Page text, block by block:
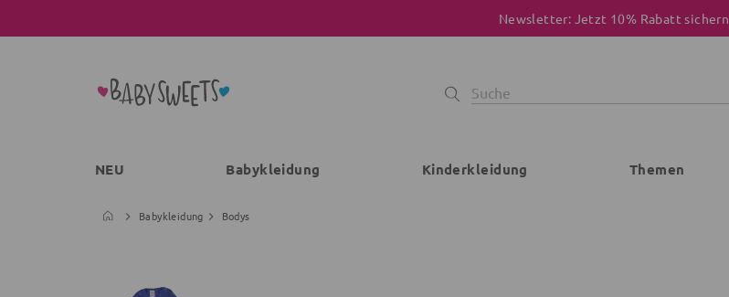
Newsletter: Jetzt 10% Rabatt sichern
NEU Babykleidung Kinderkleidung Themen
Babykleidung Bodys